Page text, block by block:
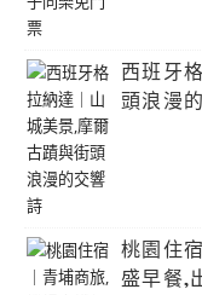
西班牙
頭浪漫
桃園住
盛早餐,